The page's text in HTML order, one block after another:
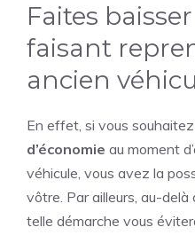
Faites
faisant
ancien
En effet, si vous souhaitez
d’économie au moment
véhicule, vous avez la
vôtre. Par ailleurs, au-delà
telle démarche vous